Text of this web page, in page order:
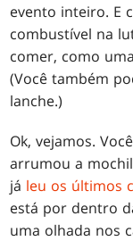
evento inteiro. E
combustível na
comer, como
(Você também
lanche.)
Ok, vejamos.
arrumou a
já leu os últimos
está por dentro
uma olhada nos